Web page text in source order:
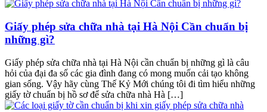
Giấy phép sửa chữa nhà tại Hà Nội Cần chuẩn bị
những gì?
Giấy phép sửa chữa nhà tại Hà Nội cần chuẩn bị những gì là câu
hỏi của đại đa số các gia đình đang có mong muốn cải tạo không
gian sống. Vậy hãy cùng Thế Kỷ Mới chúng tôi đi tìm hiểu những
giấy tờ chuẩn bị hồ sơ để sửa chữa nhà Hà […]